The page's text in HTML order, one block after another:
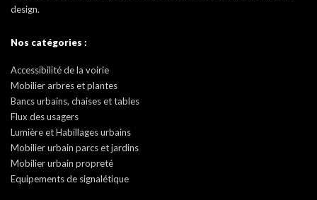
design.
Nos catégories :
Accessibilité de la voirie
Mobilier arbres et plantes
Bancs urbains, chaises et tables
Flux des usagers
Lumière et Habillages urbains
Mobilier urbain parcs et jardins
Mobilier urbain propreté
Equipements de signalétique